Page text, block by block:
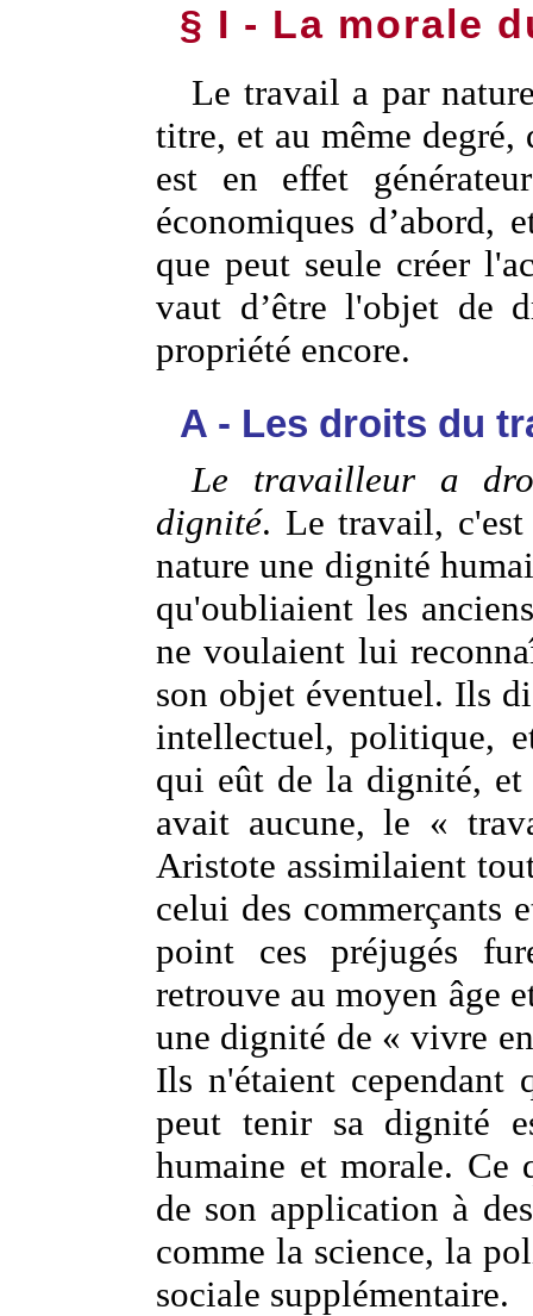
§ I - La morale
Le travail a par
titre, et au même
est en effet
économiques d’abord,
que peut seule créer
vaut d’être l'objet de
propriété encore.
A - Les droits du
Le travailleur a
dignité. Le travail,
nature une dignité
qu'oubliaient les
ne voulaient lui
son objet éventuel. Ils
intellectuel, politique,
qui eût de la dignité, et
avait aucune, le «
Aristote assimilaient
celui des commerçants
point ces préjugés
retrouve au moyen âge
une dignité de « vivre
Ils n'étaient cependant
peut tenir sa dignité
humaine et morale. Ce
de son application à
comme la science, la
sociale supplémentaire.